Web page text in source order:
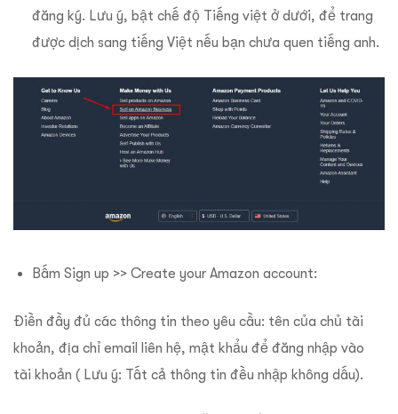
đăng ký. Lưu ý, bật chế độ Tiếng việt ở dưới, để trang
được dịch sang tiếng Việt nếu bạn chưa quen tiếng anh.
Bấm Sign up >> Create your Amazon account:
Điền đầy đủ các thông tin theo yêu cầu: tên của chủ tài
khoản, địa chỉ email liên hệ, mật khẩu để đăng nhập vào
tài khoản ( Lưu ý: Tất cả thông tin đều nhập không dấu).